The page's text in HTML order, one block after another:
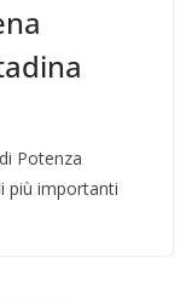
Potenza
più importanti